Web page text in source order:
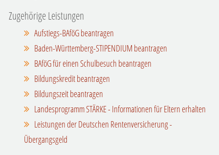
Zugehörige Leistungen
Aufstiegs-BAföG beantragen
Baden-Württemberg-STIPENDIUM beantragen
BAföG für einen Schulbesuch beantragen
Bildungskredit beantragen
Bildungszeit beantragen
Landesprogramm STÄRKE - Informationen für Eltern erhalten
Leistungen der Deutschen Rentenversicherung -
Übergangsgeld